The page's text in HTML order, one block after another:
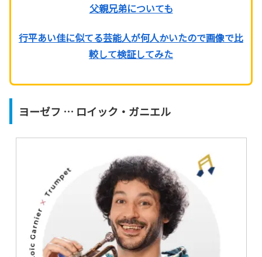
父親兄弟についても
行平あい佳に似てる芸能人が何人かいたので画像で比
較して検証してみた
ヨーゼフ … ロイック・ガニエル